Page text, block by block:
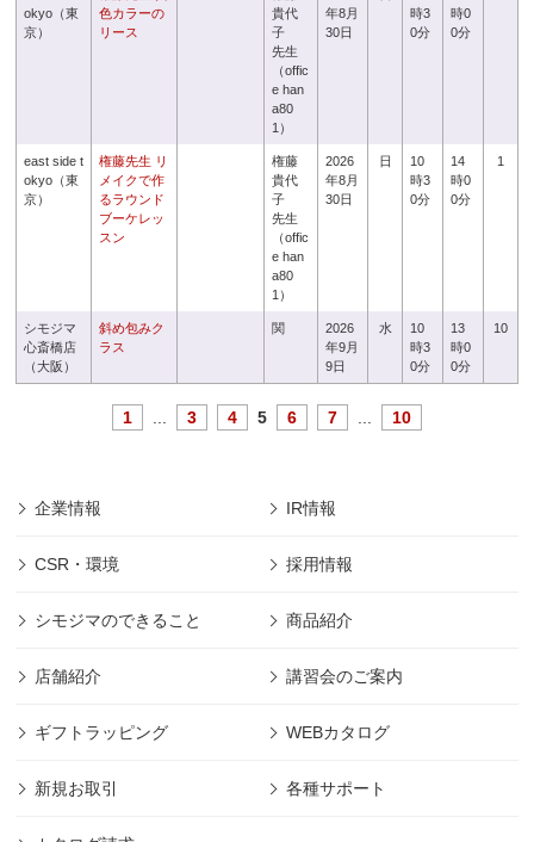
okyo（東
京）
色カラーの
リース
貴代
子
先生
（offic
e han
a80
1）
年8月
30日
時3
0分
時0
0分
east side t
okyo（東
京）
権藤先生 リ
メイクで作
るラウンド
ブーケレッ
スン
権藤
貴代
子
先生
（offic
e han
a80
1）
2026
年8月
30日
日
10
時3
0分
14
時0
0分
1
シモジマ
心斎橋店
（大阪）
斜め包みク
ラス
関
2026
年9月
9日
水
10
時3
0分
13
時0
0分
10
1 3 4 5 6 7 10
企業情報 IR情報
CSR・環境 採用情報
シモジマのできること 商品紹介
店舗紹介 講習会のご案内
ギフトラッピング WEBカタログ
新規お取引 各種サポート